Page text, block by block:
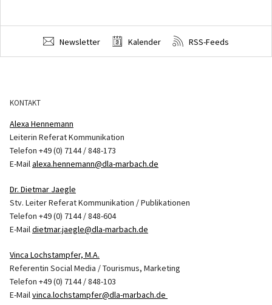
Newsletter Kalender RSS-Feeds
KONTAKT
Alexa Hennemann
Leiterin Referat Kommunikation
Telefon +49 (0) 7144 / 848-173
E-Mailalexa.hennemann@dla-marbach.de
Dr. Dietmar Jaegle
Stv. Leiter Referat Kommunikation / Publikationen
Telefon +49 (0) 7144 / 848-604
E-Maildietmar.jaegle@dla-marbach.de
Vinca Lochstampfer, M.A.
Referentin Social Media / Tourismus, Marketing
Telefon +49 (0) 7144 / 848-103
E-Mailvinca.lochstampfer@dla-marbach.de